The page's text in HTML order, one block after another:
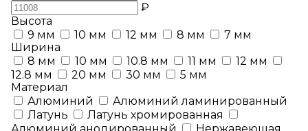
₽
Высота
9 мм
10 мм 12 мм 8 мм
7 мм
Ширина
8 мм
10 мм 10.8 мм 11 мм
12 мм
12.8 мм
20 мм 30 мм
5 мм
Материал
Алюминий
Алюминий ламинированный
Латунь
Латунь хромированная